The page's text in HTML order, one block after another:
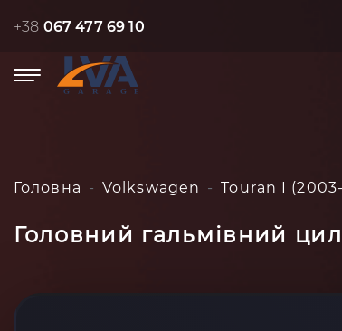
+38 067 477 69 10
Головна Volkswagen Touran I
Головний гальмівний